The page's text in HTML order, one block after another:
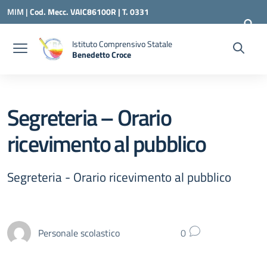
Vai ai contenuti
Vai al menu di navigazione
Vai al footer
MIM |Cod. Mecc. VAIC86100R | T. 0331
240260 | VAIC86100R@ISTRUZIONE.IT
Istituto Comprensivo Statale
Benedetto Croce
Segreteria – Orario
ricevimento al pubblico
Segreteria - Orario ricevimento al pubblico
Personale scolastico 0